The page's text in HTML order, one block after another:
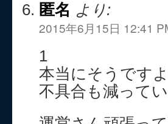
匿名 より:
2015年6月15日 12:41
1
本当にそうです
不具合も減って